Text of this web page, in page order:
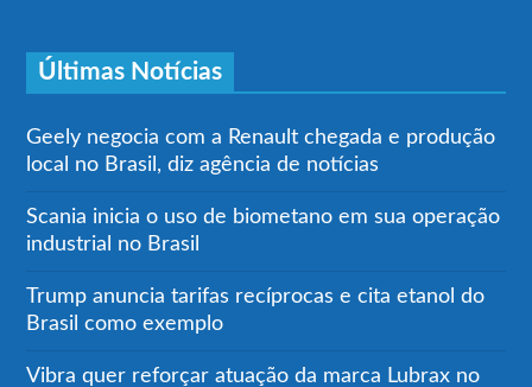
Últimas Notícias
Geely negocia com a Renault chegada e produção
local no Brasil, diz agência de notícias
Scania inicia o uso de biometano em sua operação
industrial no Brasil
Trump anuncia tarifas recíprocas e cita etanol do
Brasil como exemplo
Vibra quer reforçar atuação da marca Lubrax no